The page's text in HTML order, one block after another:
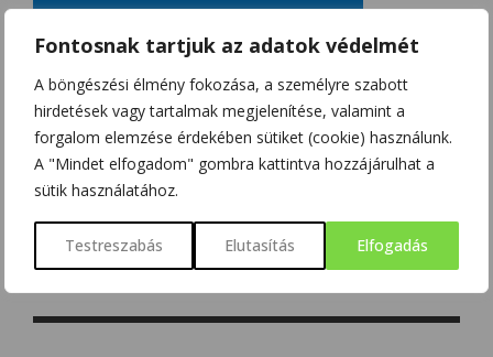
Fontosnak tartjuk az adatok védelmét
A böngészési élmény fokozása, a személyre szabott
hirdetések vagy tartalmak megjelenítése, valamint a
forgalom elemzése érdekében sütiket (cookie) használunk.
A "Mindet elfogadom" gombra kattintva hozzájárulhat a
sütik használatához.
Testreszabás Elutasítás Elfogadás